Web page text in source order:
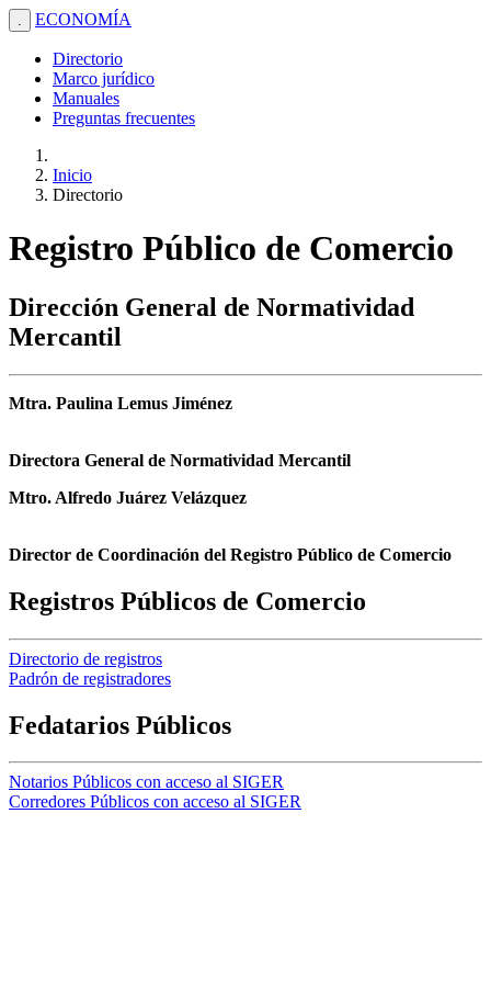
. ECONOMÍA
Directorio
Marco jurídico
Manuales
Preguntas frecuentes
Inicio
Directorio
Registro Público de Comercio
Dirección General de Normatividad
Mercantil
Mtra. Paulina Lemus Jiménez
Directora General de Normatividad Mercantil
Mtro. Alfredo Juárez Velázquez
Director de Coordinación del Registro Público de Comercio
Registros Públicos de Comercio
Directorio de registros
Padrón de registradores
Fedatarios Públicos
Notarios Públicos con acceso al SIGER
Corredores Públicos con acceso al SIGER